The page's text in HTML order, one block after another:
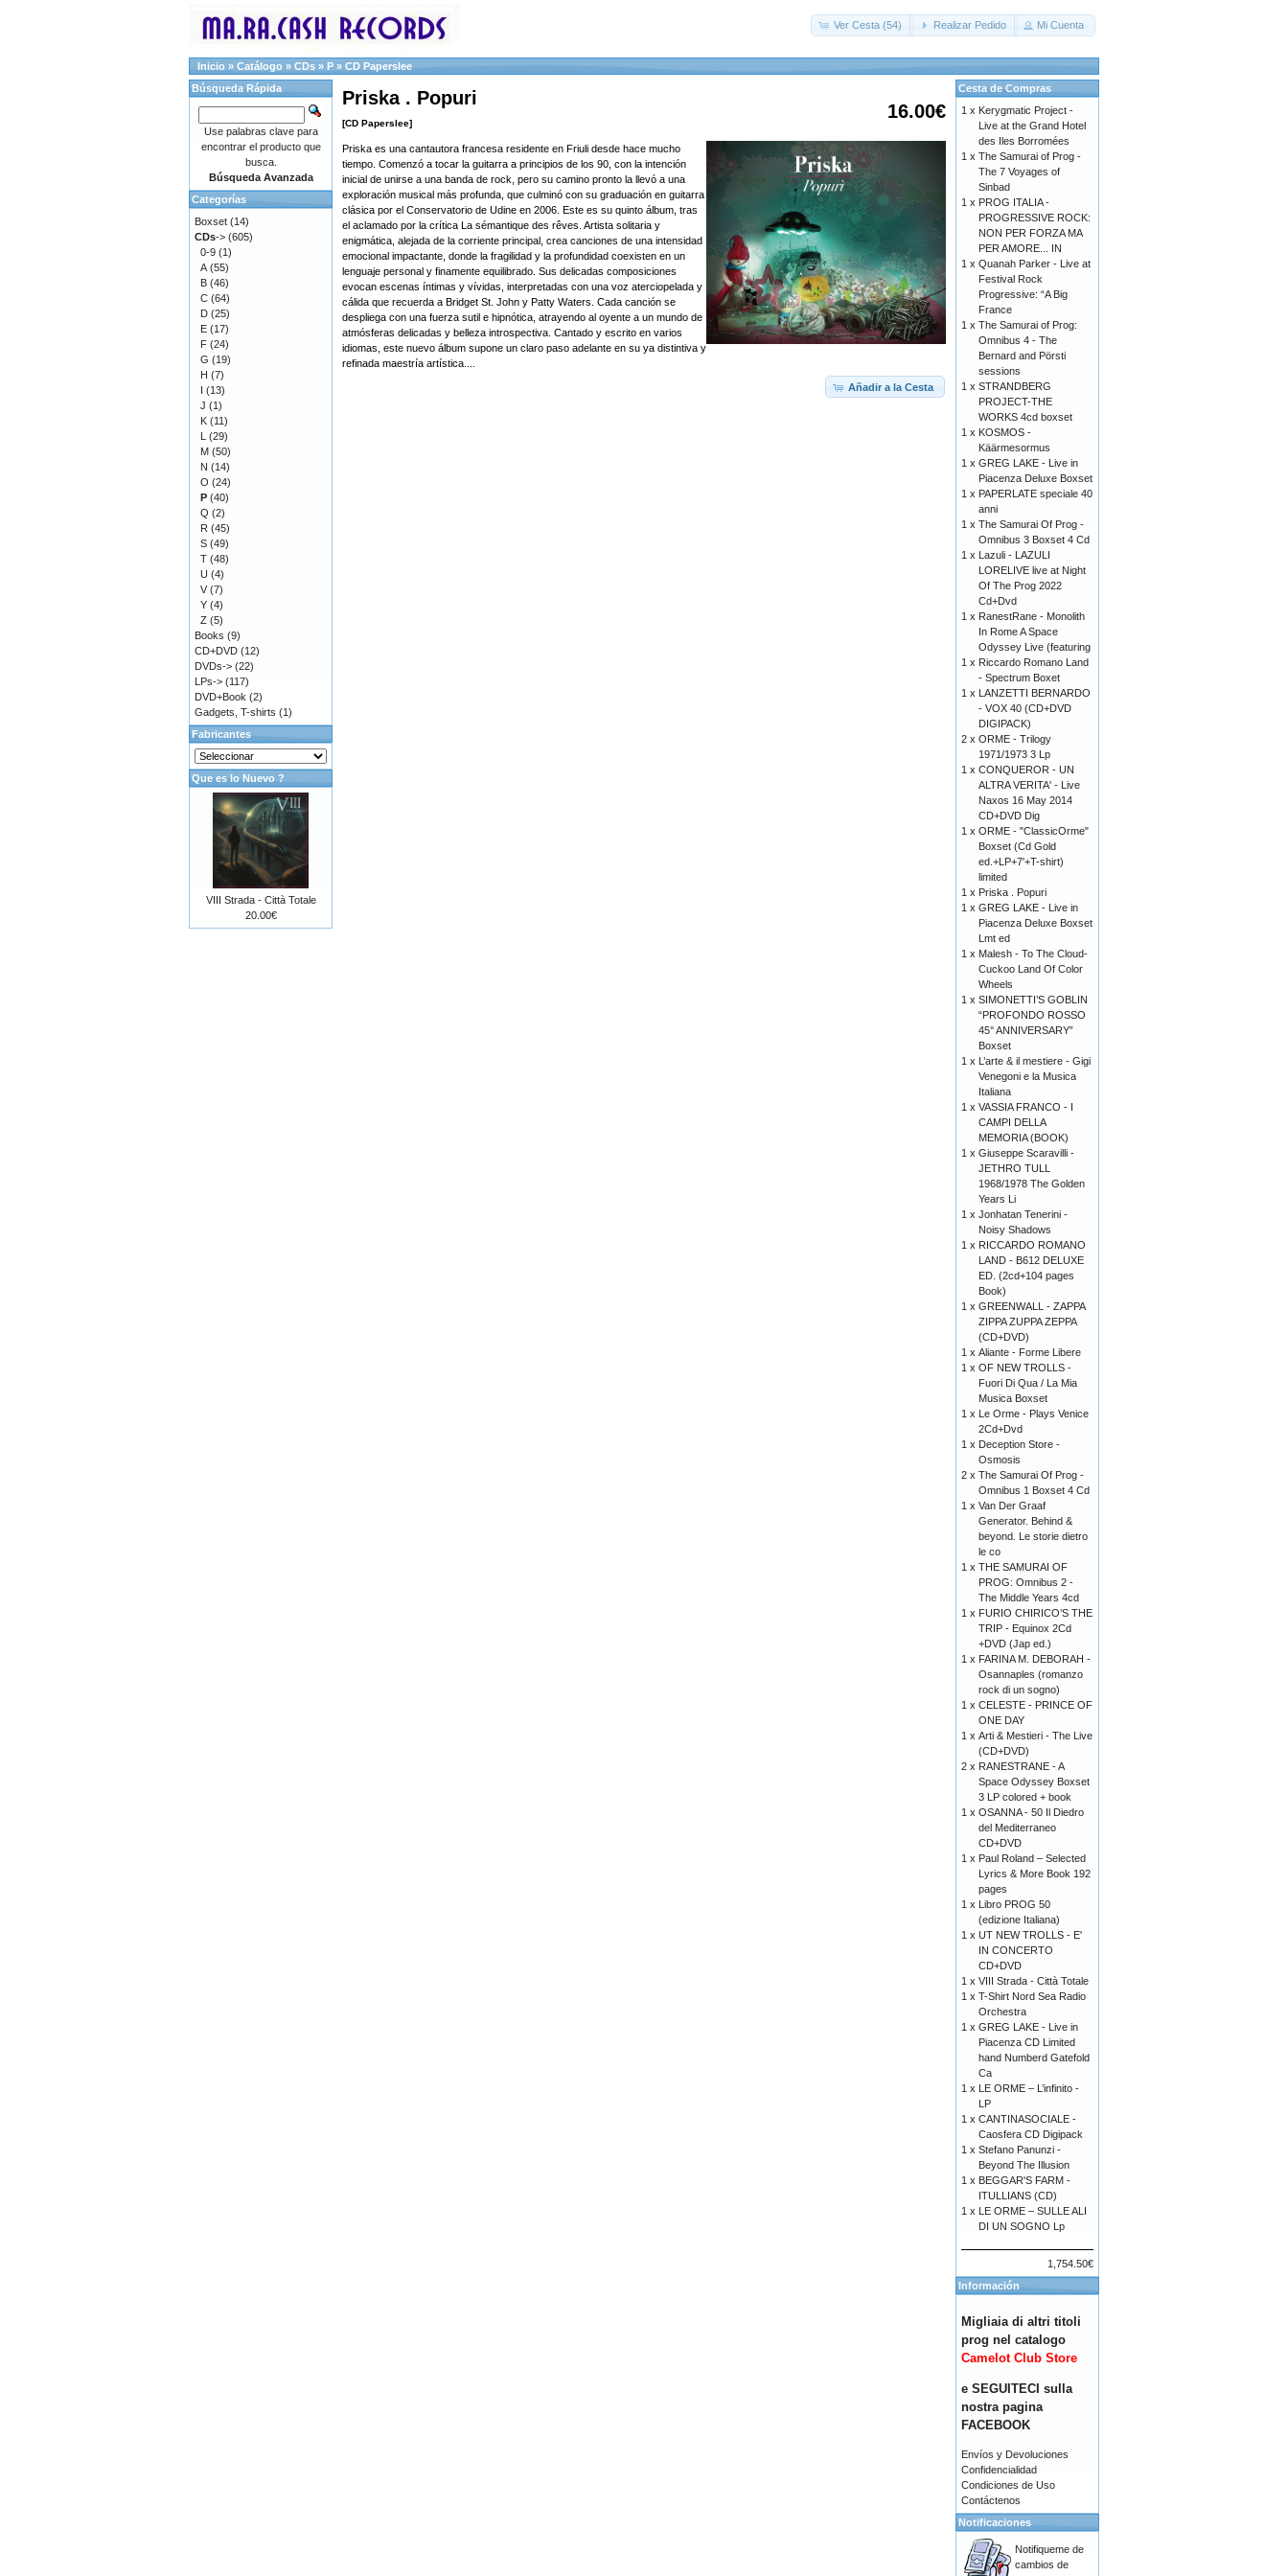
Ver Cesta (54) Realizar Pedido Mi Cuenta
Inicio » Catálogo » CDs » P » CD Paperslee
16.00€
Priska . Popuri
[CD Paperslee]
Priska es una cantautora francesa residente en Friuli desde hace mucho
tiempo. Comenzó a tocar la guitarra a principios de los 90, con la intención
inicial de unirse a una banda de rock, pero su camino pronto la llevó a una
exploración musical más profunda, que culminó con su graduación en guitarra
clásica por el Conservatorio de Udine en 2006. Este es su quinto álbum, tras
el aclamado por la crítica La sémantique des rêves. Artista solitaria y
enigmática, alejada de la corriente principal, crea canciones de una intensidad
emocional impactante, donde la fragilidad y la profundidad coexisten en un
lenguaje personal y finamente equilibrado. Sus delicadas composiciones
evocan escenas íntimas y vívidas, interpretadas con una voz aterciopelada y
cálida que recuerda a Bridget St. John y Patty Waters. Cada canción se
despliega con una fuerza sutil e hipnótica, atrayendo al oyente a un mundo de
atmósferas delicadas y belleza introspectiva. Cantado y escrito en varios
idiomas, este nuevo álbum supone un claro paso adelante en su ya distintiva y
refinada maestría artística....
Añadir a la Cesta
Búsqueda Rápida
Use palabras clave para
encontrar el producto que
busca.
Búsqueda Avanzada
Categorías
Boxset (14)
CDs-> (605)
0-9 (1)
A (55)
B (46)
C (64)
D (25)
E (17)
F (24)
G (19)
H (7)
I (13)
J (1)
K (11)
L (29)
M (50)
N (14)
O (24)
P (40)
Q (2)
R (45)
S (49)
T (48)
U (4)
V (7)
Y (4)
Z (5)
Books (9)
CD+DVD (12)
DVDs-> (22)
LPs-> (117)
DVD+Book (2)
Gadgets, T-shirts (1)
Fabricantes
Que es lo Nuevo ?
VIII Strada - Città Totale
20.00€
Cesta de Compras
1 x Kerygmatic Project -
Live at the Grand Hotel
des Iles Borromées
1 x The Samurai of Prog -
The 7 Voyages of
Sinbad
1 x PROG ITALIA -
PROGRESSIVE ROCK:
NON PER FORZA MA
PER AMORE... IN
1 x Quanah Parker - Live at
Festival Rock
Progressive: “A Big
France
1 x The Samurai of Prog:
Omnibus 4 - The
Bernard and Pörsti
sessions
1 x STRANDBERG
PROJECT-THE
WORKS 4cd boxset
1 x KOSMOS -
Käärmesormus
1 x GREG LAKE - Live in
Piacenza Deluxe Boxset
1 x PAPERLATE speciale 40
anni
1 x The Samurai Of Prog -
Omnibus 3 Boxset 4 Cd
1 x Lazuli - LAZULI
LORELIVE live at Night
Of The Prog 2022
Cd+Dvd
1 x RanestRane - Monolith
In Rome A Space
Odyssey Live (featuring
1 x Riccardo Romano Land
- Spectrum Boxet
1 x LANZETTI BERNARDO
- VOX 40 (CD+DVD
DIGIPACK)
2 x ORME - Trilogy
1971/1973 3 Lp
1 x CONQUEROR - UN
ALTRA VERITA' - Live
Naxos 16 May 2014
CD+DVD Dig
1 x ORME - "ClassicOrme"
Boxset (Cd Gold
ed.+LP+7'+T-shirt)
limited
1 x Priska . Popuri
1 x GREG LAKE - Live in
Piacenza Deluxe Boxset
Lmt ed
1 x Malesh - To The Cloud-
Cuckoo Land Of Color
Wheels
1 x SIMONETTI’S GOBLIN
“PROFONDO ROSSO
45° ANNIVERSARY”
Boxset
1 x L’arte & il mestiere - Gigi
Venegoni e la Musica
Italiana
1 x VASSIA FRANCO - I
CAMPI DELLA
MEMORIA (BOOK)
1 x Giuseppe Scaravilli -
JETHRO TULL
1968/1978 The Golden
Years Li
1 x Jonhatan Tenerini -
Noisy Shadows
1 x RICCARDO ROMANO
LAND - B612 DELUXE
ED. (2cd+104 pages
Book)
1 x GREENWALL - ZAPPA
ZIPPA ZUPPA ZEPPA
(CD+DVD)
1 x Aliante - Forme Libere
1 x OF NEW TROLLS -
Fuori Di Qua / La Mia
Musica Boxset
1 x Le Orme - Plays Venice
2Cd+Dvd
1 x Deception Store -
Osmosis
2 x The Samurai Of Prog -
Omnibus 1 Boxset 4 Cd
1 x Van Der Graaf
Generator. Behind &
beyond. Le storie dietro
le co
1 x THE SAMURAI OF
PROG: Omnibus 2 -
The Middle Years 4cd
1 x FURIO CHIRICO’S THE
TRIP - Equinox 2Cd
+DVD (Jap ed.)
1 x FARINA M. DEBORAH -
Osannaples (romanzo
rock di un sogno)
1 x CELESTE - PRINCE OF
ONE DAY
1 x Arti & Mestieri - The Live
(CD+DVD)
2 x RANESTRANE - A
Space Odyssey Boxset
3 LP colored + book
1 x OSANNA - 50 Il Diedro
del Mediterraneo
CD+DVD
1 x Paul Roland – Selected
Lyrics & More Book 192
pages
1 x Libro PROG 50
(edizione Italiana)
1 x UT NEW TROLLS - E'
IN CONCERTO
CD+DVD
1 x VIII Strada - Città Totale
1 x T-Shirt Nord Sea Radio
Orchestra
1 x GREG LAKE - Live in
Piacenza CD Limited
hand Numberd Gatefold
Ca
1 x LE ORME – L’infinito -
LP
1 x CANTINASOCIALE -
Caosfera CD Digipack
1 x Stefano Panunzi -
Beyond The Illusion
1 x BEGGAR'S FARM -
ITULLIANS (CD)
1 x LE ORME – SULLE ALI
DI UN SOGNO Lp
1,754.50€
Información
Migliaia di altri titoli
prog nel catalogo
Camelot Club Store
e SEGUITECI sulla
nostra pagina
FACEBOOK
Envíos y Devoluciones
Confidencialidad
Condiciones de Uso
Contáctenos
Notificaciones
Notifiqueme de
cambios de